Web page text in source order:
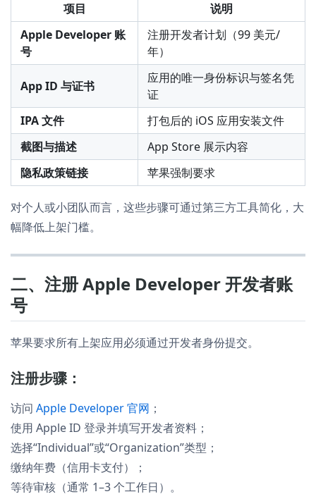
项目
说明
Apple Developer 账
号
注册开发者计划（99 美元/
年）
App ID 与证书
应用的唯一身份标识与签名凭
证
IPA 文件
打包后的 iOS 应用安装文件
截图与描述
App Store 展示内容
隐私政策链接
苹果强制要求
对个人或小团队而言，这些步骤可通过第三方工具简化，大
幅降低上架门槛。
二、注册 Apple Developer 开发者账
号
苹果要求所有上架应用必须通过开发者身份提交。
注册步骤：
访问 Apple Developer 官网 ；
使用 Apple ID 登录并填写开发者资料；
选择“Individual”或“Organization”类型；
缴纳年费（信用卡支付）；
等待审核（通常 1–3 个工作日）。